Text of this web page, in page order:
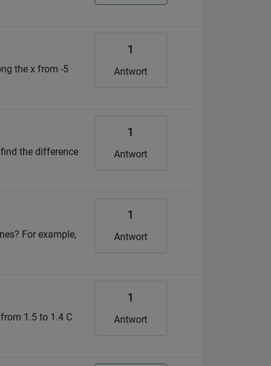
the x from -5
1
Antwort
the difference
1
Antwort
For example,
1
Antwort
1.5 to 1.4 C
1
Antwort